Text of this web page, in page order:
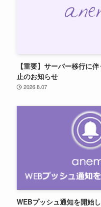
【重要】サーバー移行に
止のお知らせ
2026.8.07
WEBプッシュ通知を開始